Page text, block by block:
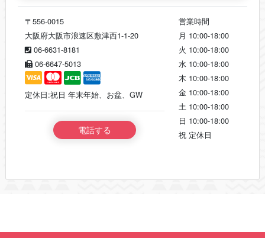
〒556-0015
大阪府大阪市浪速区敷津西1-1-20
06-6631-8181
06-6647-5013
定休日:祝日 年末年始、お盆、GW
電話する
営業時間
月 10:00-18:00
火 10:00-18:00
水 10:00-18:00
木 10:00-18:00
金 10:00-18:00
土 10:00-18:00
日 10:00-18:00
祝 定休日